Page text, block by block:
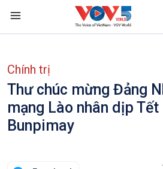
Nhảy đến nội dung
Chính trị
Thư chúc mừng Đảng
mạng Lào nhân dịp
Bunpimay